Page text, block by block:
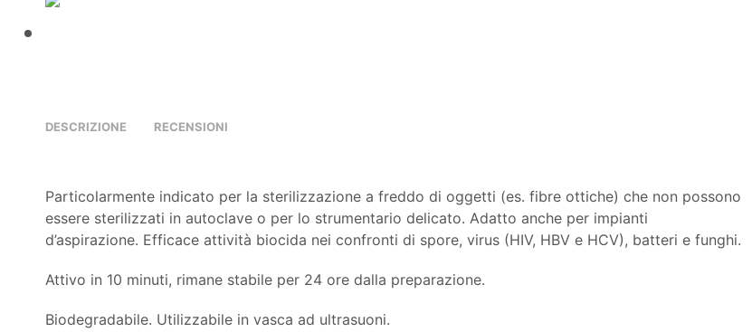
DESCRIZIONE RECENSIONI
Particolarmente indicato per la sterilizzazione a freddo di oggetti (es. fibre ottiche) che non possono
essere sterilizzati in autoclave o per lo strumentario delicato. Adatto anche per impianti
d’aspirazione. Efficace attività biocida nei confronti di spore, virus (HIV, HBV e HCV), batteri e funghi.
Attivo in 10 minuti, rimane stabile per 24 ore dalla preparazione.
Biodegradabile. Utilizzabile in vasca ad ultrasuoni.